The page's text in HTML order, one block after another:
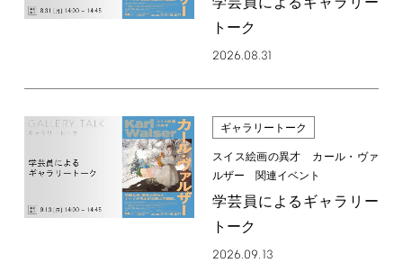
トーク
2026.08.31
ギャラリートーク
スイス絵画の異才 カール・ヴァ
ルザー 関連イベント
学芸員によるギャラリー
トーク
2026.09.13